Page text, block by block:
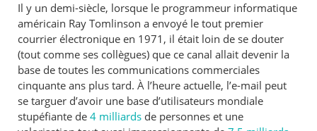
Il y un demi-siècle, lorsque le programmeur informatique
américain Ray Tomlinson a envoyé le tout premier
courrier électronique en 1971, il était loin de se douter
(tout comme ses collègues) que ce canal allait devenir la
base de toutes les communications commerciales
cinquante ans plus tard. À l’heure actuelle, l’e-mail peut
se targuer d’avoir une base d’utilisateurs mondiale
stupéfiante de4 milliards de personnes et une